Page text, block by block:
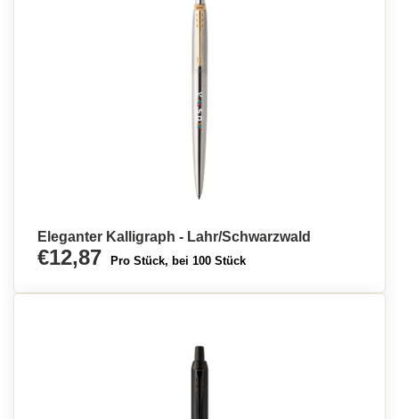
Eleganter Kalligraph - Lahr/Schwarzwald
€12,87 Pro Stück, bei 100 Stück